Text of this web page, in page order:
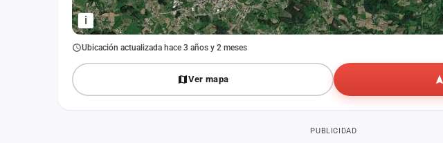
i
Ubicación actualizada hace 3 años y 2 meses
Ver mapa
PUBLICIDAD
Iniciar sesión
Crear cuenta
Administración